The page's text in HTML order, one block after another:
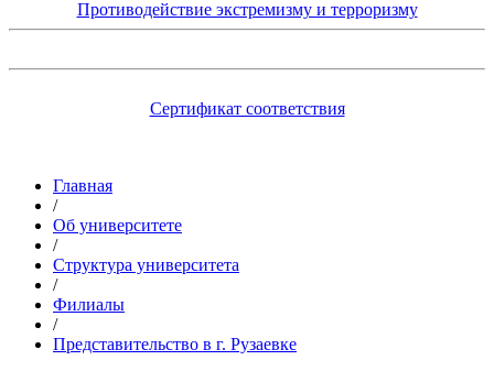
Противодействие экстремизму и терроризму
Сертификат соответствия
Главная
/
Об университете
/
Структура университета
/
Филиалы
/
Представительство в г. Рузаевке